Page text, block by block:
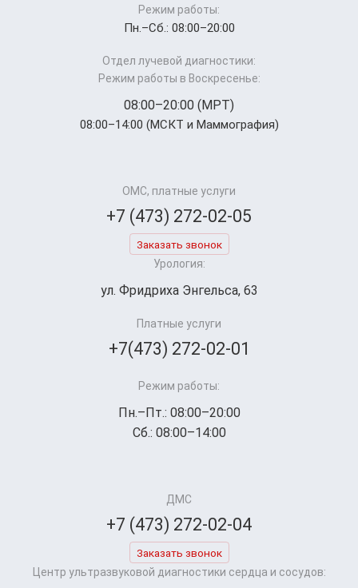
Режим работы:
Пн.–Cб.: 08:00–20:00
Отдел лучевой диагностики:
Режим работы в Воскресенье:
08:00–20:00 (МРТ)
08:00–14:00 (МСКТ и Маммография)
ОМС, платные услуги
+7 (473) 272-02-05
Заказать звонок
Урология:
ул. Фридриха Энгельса, 63
Платные услуги
+7(473) 272-02-01
Режим работы:
Пн.–Пт.: 08:00–20:00
Сб.: 08:00–14:00
ДМС
+7 (473) 272-02-04
Заказать звонок
Центр ультразвуковой диагностики сердца и сосудов: